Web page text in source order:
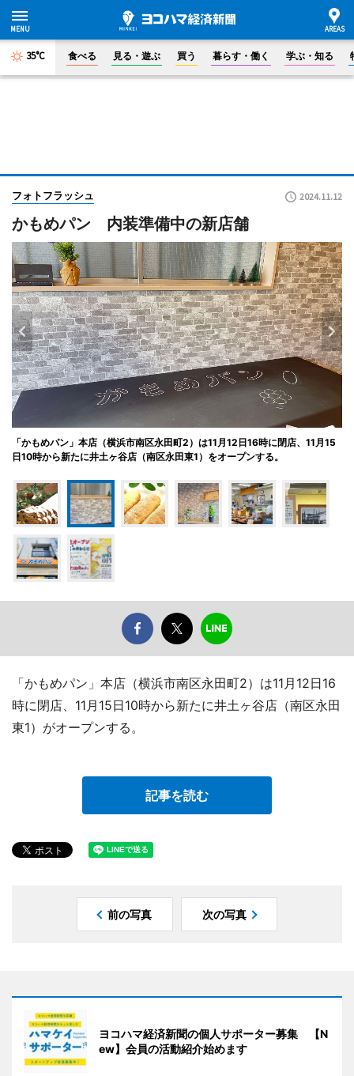
35°C 食べる 見る・遊ぶ 買う 暮らす・働く 学ぶ・知る
フォトフラッシュ 2024.11.12
かもめパン 内装準備中の新店舗
「かもめパン」本店（横浜市南区永田町2）は11月12日16時に閉店、11月15
日10時から新たに井土ヶ谷店（南区永田東1）をオープンする。
「かもめパン」本店（横浜市南区永田町2）は11月12日16
時に閉店、11月15日10時から新たに井土ヶ谷店（南区永田
東1）がオープンする。
記事を読む
前の写真 次の写真
ヨコハマ経済新聞の個人サポーター募集 【N
ew】会員の活動紹介始めます